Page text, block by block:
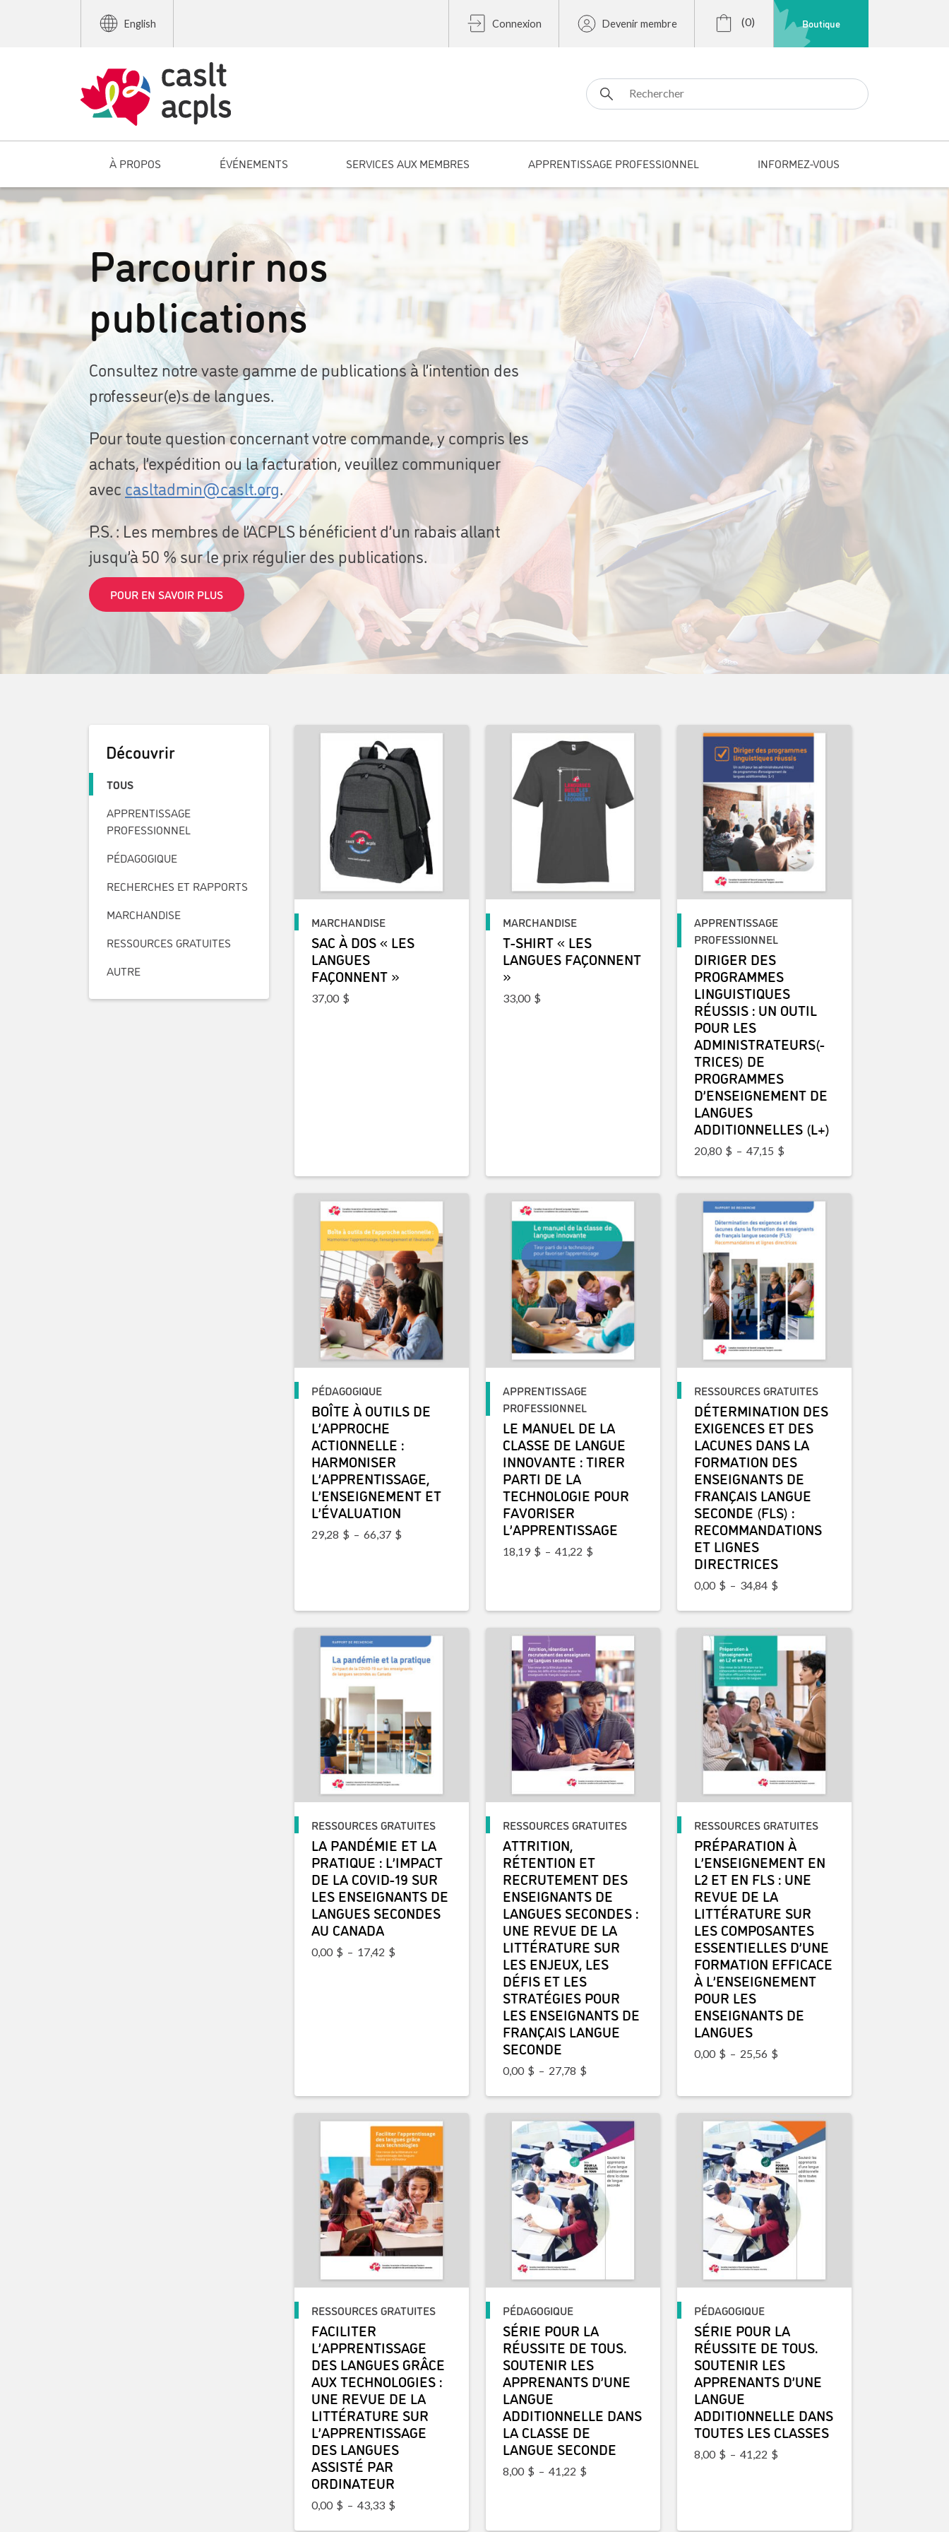
English Connexion Devenir membre (0) Boutique
Search for:
À PROPOS ÉVÉNEMENTS SERVICES AUX MEMBRES APPRENTISSAGE PROFESSIONNEL INFORMEZ-VOUS
Parcourir nos
publications
Consultez notre vaste gamme de publications à l’intention des
professeur(e)s de langues.
Pour toute question concernant votre commande, y compris les
achats, l’expédition ou la facturation, veuillez communiquer
avec casltadmin@caslt.org.
P.S. : Les membres de l’ACPLS bénéficient d’un rabais allant
jusqu’à 50 % sur le prix régulier des publications.
POUR EN SAVOIR PLUS
Découvrir
TOUS
APPRENTISSAGE
PROFESSIONNEL
PÉDAGOGIQUE
RECHERCHES ET RAPPORTS
MARCHANDISE
RESSOURCES GRATUITES
AUTRE
MARCHANDISE
SAC À DOS « LES
LANGUES
FAÇONNENT »
37,00 $
MARCHANDISE
T-SHIRT « LES
LANGUES FAÇONNENT
»
33,00 $
APPRENTISSAGE
PROFESSIONNEL
DIRIGER DES
PROGRAMMES
LINGUISTIQUES
RÉUSSIS : UN OUTIL
POUR LES
ADMINISTRATEURS(-
TRICES) DE
PROGRAMMES
D’ENSEIGNEMENT DE
LANGUES
ADDITIONNELLES (L+)
20,80 $ – 47,15 $Plage de prix : 20,80$ à 47,15$
PÉDAGOGIQUE
BOÎTE À OUTILS DE
L’APPROCHE
ACTIONNELLE :
HARMONISER
L’APPRENTISSAGE,
L’ENSEIGNEMENT ET
L’ÉVALUATION
29,28 $ – 66,37 $ Plage de prix : 29,28$ à 66,37$
APPRENTISSAGE
PROFESSIONNEL
LE MANUEL DE LA
CLASSE DE LANGUE
INNOVANTE : TIRER
PARTI DE LA
TECHNOLOGIE POUR
FAVORISER
L’APPRENTISSAGE
18,19 $ – 41,22 $Plage de prix : 18,19$ à 41,22$
RESSOURCES GRATUITES
DÉTERMINATION DES
EXIGENCES ET DES
LACUNES DANS LA
FORMATION DES
ENSEIGNANTS DE
FRANÇAIS LANGUE
SECONDE (FLS) :
RECOMMANDATIONS
ET LIGNES
DIRECTRICES
0,00 $ – 34,84 $Plage de prix : 0,00$ à 34,84$
RESSOURCES GRATUITES
LA PANDÉMIE ET LA
PRATIQUE : L’IMPACT
DE LA COVID-19 SUR
LES ENSEIGNANTS DE
LANGUES SECONDES
AU CANADA
0,00 $ – 17,42 $ Plage de prix : 0,00$ à 17,42$
RESSOURCES GRATUITES
ATTRITION,
RÉTENTION ET
RECRUTEMENT DES
ENSEIGNANTS DE
LANGUES SECONDES :
UNE REVUE DE LA
LITTÉRATURE SUR
LES ENJEUX, LES
DÉFIS ET LES
STRATÉGIES POUR
LES ENSEIGNANTS DE
FRANÇAIS LANGUE
SECONDE
0,00 $ – 27,78 $Plage de prix : 0,00$ à 27,78$
RESSOURCES GRATUITES
PRÉPARATION À
L’ENSEIGNEMENT EN
L2 ET EN FLS : UNE
REVUE DE LA
LITTÉRATURE SUR
LES COMPOSANTES
ESSENTIELLES D’UNE
FORMATION EFFICACE
À L’ENSEIGNEMENT
POUR LES
ENSEIGNANTS DE
LANGUES
0,00 $ – 25,56 $Plage de prix : 0,00$ à 25,56$
RESSOURCES GRATUITES
FACILITER
L’APPRENTISSAGE
DES LANGUES GRÂCE
AUX TECHNOLOGIES :
UNE REVUE DE LA
LITTÉRATURE SUR
L’APPRENTISSAGE
DES LANGUES
ASSISTÉ PAR
ORDINATEUR
0,00 $ – 43,33 $
PÉDAGOGIQUE
SÉRIE POUR LA
RÉUSSITE DE TOUS.
SOUTENIR LES
APPRENANTS D’UNE
LANGUE
ADDITIONNELLE DANS
LA CLASSE DE
LANGUE SECONDE
8,00 $ – 41,22 $Plage de prix : 8,00$ à 41,22$
PÉDAGOGIQUE
SÉRIE POUR LA
RÉUSSITE DE TOUS.
SOUTENIR LES
APPRENANTS D’UNE
LANGUE
ADDITIONNELLE DANS
TOUTES LES CLASSES
8,00 $ – 41,22 $Plage de prix : 8,00$ à 41,22$